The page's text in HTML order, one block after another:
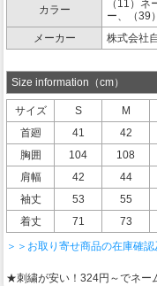
カラー
（11）
ー、（39
メーカー
株式会社
Size information（cm）
サイズ S M
首廻
41 42
胸囲
104 108
肩幅
42 44
袖丈
53 55
着丈
71 73
＞＞お取り寄せ商品の在庫確
★刺繍が安い！324円～でネー